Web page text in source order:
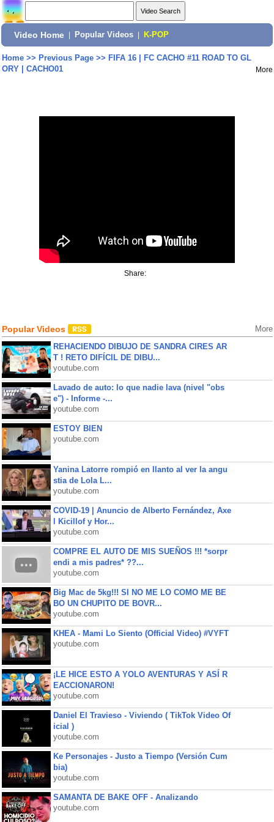
Video Home Popular Videos K-POP
Home>> Previous Page>> FIFA 16 | FC CACHO #11 ROAD TO GL
ORY | CACHO01
More
Share:
Popular Videos More
REHACIENDO DIBUJO DE SANDRA CIRES AR
T ! RETO DIFÍCIL DE DIBU...
youtube.com
Lavado de auto: lo que nadie lava (nivel "obs
e") - Informe -...
youtube.com
ESTOY BIEN
youtube.com
Yanina Latorre rompió en llanto al ver la angu
stia de Lola L...
youtube.com
COVID-19 | Anuncio de Alberto Fernández, Axe
l Kicillof y Hor...
youtube.com
COMPRE EL AUTO DE MIS SUEÑOS !!! *sorpr
endi a mis padres* ??...
youtube.com
Big Mac de 5kg!!! SI NO ME LO COMO ME BE
BO UN CHUPITO DE BOVR...
youtube.com
KHEA - Mami Lo Siento (Official Video) #VYFT
youtube.com
¡LE HICE ESTO A YOLO AVENTURAS Y ASÍ R
EACCIONARON!
youtube.com
Daniel El Travieso - Viviendo ( TikTok Video Of
icial )
youtube.com
Ke Personajes - Justo a Tiempo (Versión Cum
bia)
youtube.com
SAMANTA DE BAKE OFF - Analizando
youtube.com